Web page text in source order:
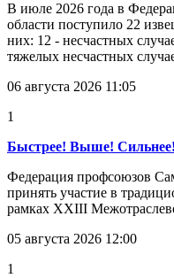
В июле 2026 года в
области поступило 22
них: 12 - несчастных
тяжелых несчастных
06 августа 2026 11:05
1
Быстрее! Выше! Сильнее!
Федерация профсоюзов
принять участие в
рамках XXIII
05 августа 2026 12:00
1